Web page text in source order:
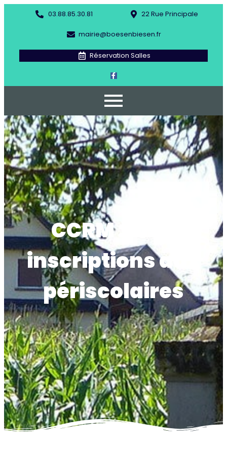
03.88.85.30.81 22 Rue Principale
mairie@boesenbiesen.fr
Réservation Salles
CCRM : pré-
inscriptions aux
périscolaires